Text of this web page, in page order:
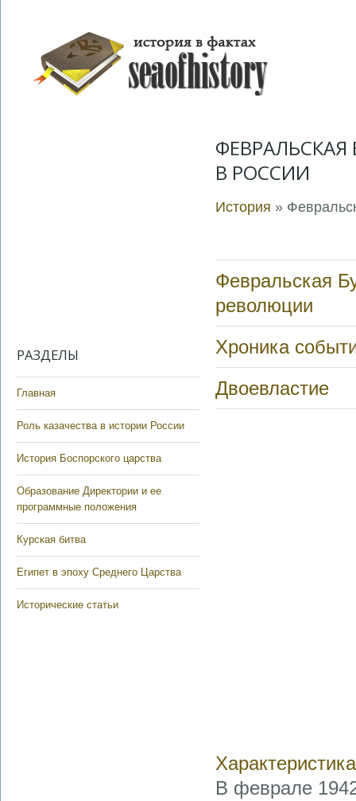
РАЗДЕЛЫ
Главная
Роль казачества в истории России
История Боспорского царства
Образование Директории и ее
программные положения
Курская битва
Египет в эпоху Среднего Царства
Исторические статьи
В РОССИИ
История »
Февральская
революции
Хроника
Двоевластие
В феврале